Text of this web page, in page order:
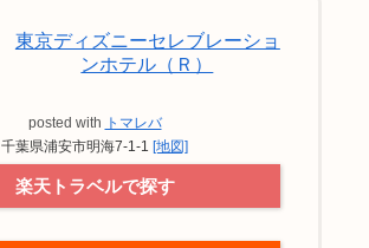
東京ディズニーセレブレーショ
ンホテル（Ｒ）
posted with トマレバ
千葉県浦安市明海7-1-1 [地図]
楽天トラベルで探す